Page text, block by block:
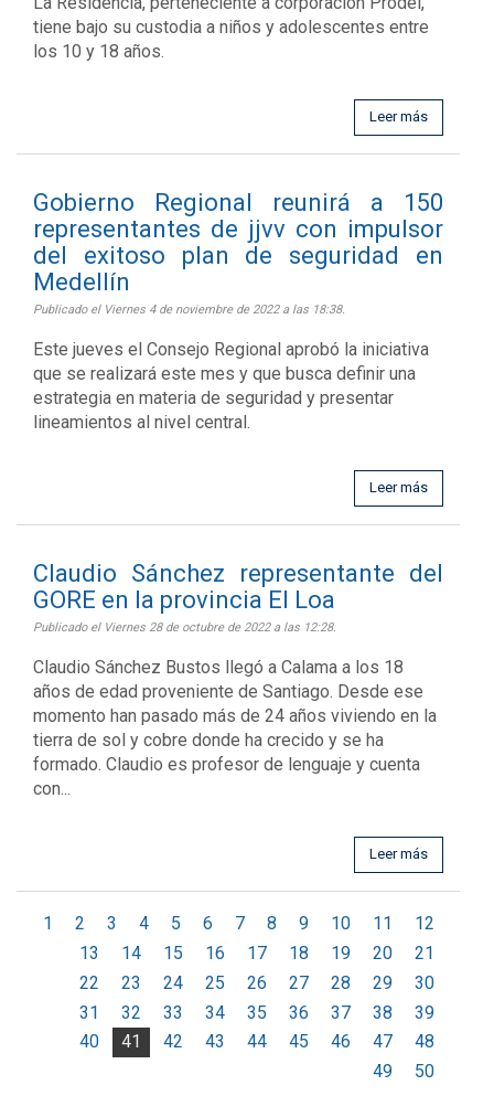
tiene bajo su custodia a niños y adolescentes entre
los 10 y 18 años.
Leer más
Gobierno Regional reunirá a 150
representantes de jjvv con impulsor
del exitoso plan de seguridad en
Medellín
Publicado el Viernes 4 de noviembre de 2022 a las 18:38.
Este jueves el Consejo Regional aprobó la iniciativa
que se realizará este mes y que busca definir una
estrategia en materia de seguridad y presentar
lineamientos al nivel central.
Leer más
Claudio Sánchez representante del
GORE en la provincia El Loa
Publicado el Viernes 28 de octubre de 2022 a las 12:28.
Claudio Sánchez Bustos llegó a Calama a los 18
años de edad proveniente de Santiago. Desde ese
momento han pasado más de 24 años viviendo en la
tierra de sol y cobre donde ha crecido y se ha
formado. Claudio es profesor de lenguaje y cuenta
con...
Leer más
1 2 3 4 5 6 7 8 9 10 11
12
13
14 15 16 17 18 19 20
21
22
23 24 25 26 27 28 29
30
31
32 33 34 35 36 37 38
39
40
41 42 43 44 45 46 47
48
49
50